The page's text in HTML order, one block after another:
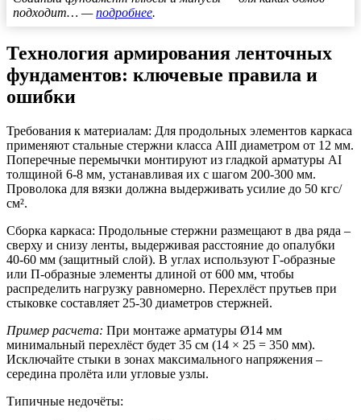
подходит… —подробнее.
Технология армирования ленточных
фундаментов: ключевые правила и
ошибки
Требования к материалам: Для продольных элементов каркаса
применяют стальные стержни класса АIII диаметром от 12 мм.
Поперечные перемычки монтируют из гладкой арматуры АI
толщиной 6-8 мм, устанавливая их с шагом 200-300 мм.
Проволока для вязки должна выдерживать усилие до 50 кгс/
см².
Сборка каркаса: Продольные стержни размещают в два ряда –
сверху и снизу ленты, выдерживая расстояние до опалубки
40-60 мм (защитный слой). В углах используют Г-образные
или П-образные элементы длиной от 600 мм, чтобы
распределить нагрузку равномерно. Перехлёст прутьев при
стыковке составляет 25-30 диаметров стержней.
Пример расчета: При монтаже арматуры Ø14 мм
минимальный перехлёст будет 35 см (14 × 25 = 350 мм).
Исключайте стыки в зонах максимального напряжения –
середина пролёта или угловые узлы.
Типичные недочёты: